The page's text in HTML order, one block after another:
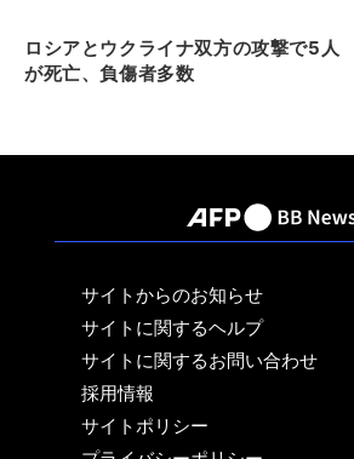
ロシアとウクライナ双方の攻撃で5人
が死亡、負傷者多数
サイトからのお知らせ
サイトに関するヘルプ
サイトに関するお問い合わせ
採用情報
サイトポリシー